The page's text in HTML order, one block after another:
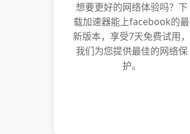
想要更好的网络体验吗？下
载加速器能上facebook的最
新版本，享受7天免费试用，
我们为您提供最佳的网络保
护。